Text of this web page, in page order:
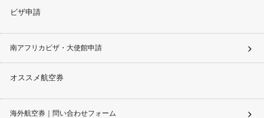
ビザ申請
南アフリカビザ・大使館申請
オススメ航空券
海外航空券｜問い合わせフォーム